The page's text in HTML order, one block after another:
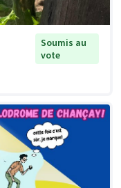
Soumis au
vote